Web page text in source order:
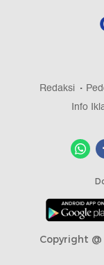
Redaksi
Info
Copyright